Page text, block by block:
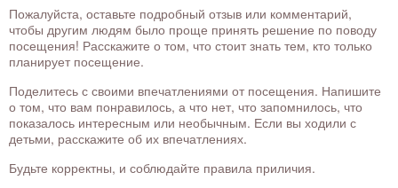
Пожалуйста, оставьте подробный отзыв или комментарий,
чтобы другим людям было проще принять решение по поводу
посещения! Расскажите о том, что стоит знать тем, кто только
планирует посещение.
Поделитесь с своими впечатлениями от посещения. Напишите
о том, что вам понравилось, а что нет, что запомнилось, что
показалось интересным или необычным. Если вы ходили с
детьми, расскажите об их впечатлениях.
Будьте корректны, и соблюдайте правила приличия.